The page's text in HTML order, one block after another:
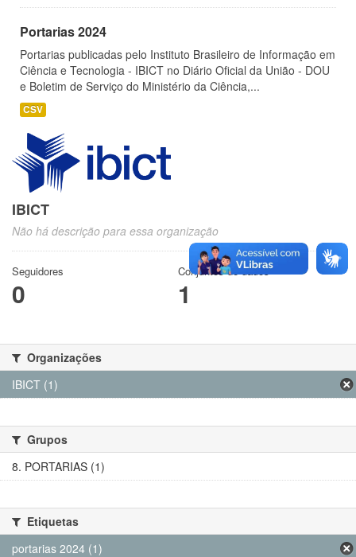
Portarias 2024
Portarias publicadas pelo Instituto Brasileiro de Informação em
Ciência e Tecnologia - IBICT no Diário Oficial da União - DOU
e Boletim de Serviço do Ministério da Ciência,...
CSV
IBICT
Não há descrição para essa organização
Seguidores
0
Conjuntos de dados
1
Organizações
IBICT (1)
Grupos
8. PORTARIAS (1)
Etiquetas
portarias 2024 (1)